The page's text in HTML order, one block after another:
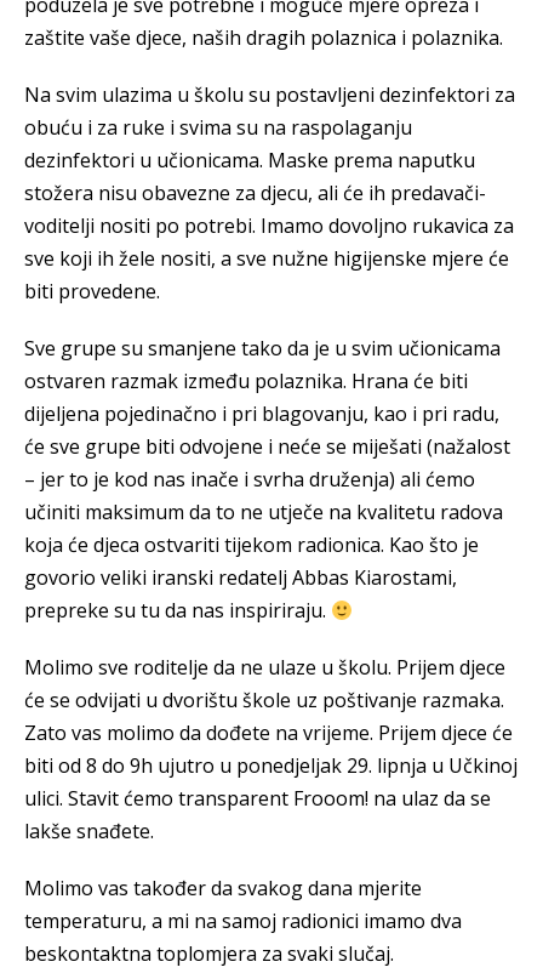
zaštite vaše djece, naših dragih polaznica i polaznika.
Na svim ulazima u školu su postavljeni dezinfektori za
obuću i za ruke i svima su na raspolaganju
dezinfektori u učionicama. Maske prema naputku
stožera nisu obavezne za djecu, ali će ih predavači-
voditelji nositi po potrebi. Imamo dovoljno rukavica za
sve koji ih žele nositi, a sve nužne higijenske mjere će
biti provedene.
Sve grupe su smanjene tako da je u svim učionicama
ostvaren razmak između polaznika. Hrana će biti
dijeljena pojedinačno i pri blagovanju, kao i pri radu,
će sve grupe biti odvojene i neće se miješati (nažalost
– jer to je kod nas inače i svrha druženja) ali ćemo
učiniti maksimum da to ne utječe na kvalitetu radova
koja će djeca ostvariti tijekom radionica. Kao što je
govorio veliki iranski redatelj Abbas Kiarostami,
prepreke su tu da nas inspiriraju.
Molimo sve roditelje da ne ulaze u školu. Prijem djece
će se odvijati u dvorištu škole uz poštivanje razmaka.
Zato vas molimo da dođete na vrijeme. Prijem djece će
biti od 8 do 9h ujutro u ponedjeljak 29. lipnja u Učkinoj
ulici. Stavit ćemo transparent Frooom! na ulaz da se
lakše snađete.
Molimo vas također da svakog dana mjerite
temperaturu, a mi na samoj radionici imamo dva
beskontaktna toplomjera za svaki slučaj.